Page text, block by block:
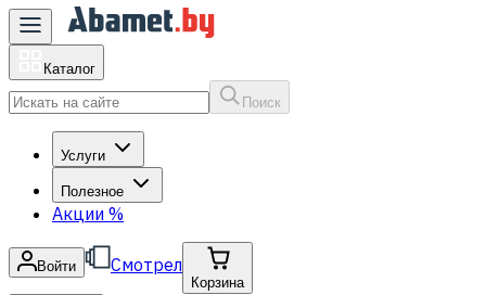
Каталог
Поиск
Услуги
Полезное
Акции %
Войти Смотрел
Корзина